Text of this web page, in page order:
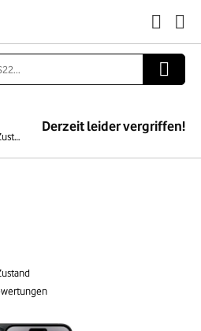
512GB | Schwarz | Akzeptabler Zustand
Derzeit leider vergriffen!